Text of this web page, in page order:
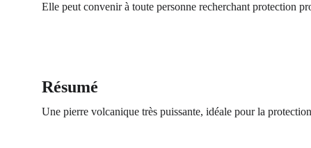
Elle peut convenir à toute personne recherchant protection
Résumé
Une pierre volcanique très puissante, idéale pour la